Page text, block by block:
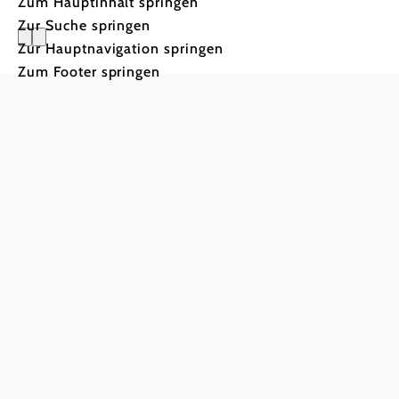
Zur Suche springen
Zur Hauptnavigation springen
Zum Footer springenUnsere